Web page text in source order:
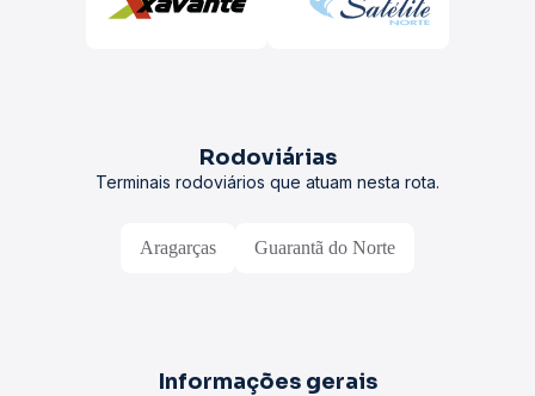
Rodoviárias
Terminais rodoviários que atuam nesta rota.
Aragarças Guarantã do Norte
Informações gerais